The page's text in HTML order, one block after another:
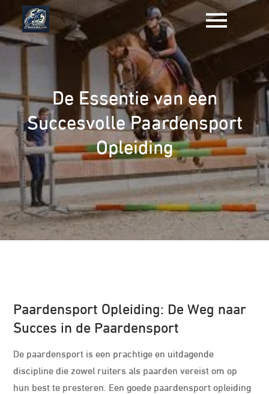
de
inhoud
De Essentie van een
Succesvolle Paardensport
Opleiding
Paardensport Opleiding: De Weg naar
Succes in de Paardensport
De paardensport is een prachtige en uitdagende
discipline die zowel ruiters als paarden vereist om op
hun best te presteren. Een goede paardensport opleiding